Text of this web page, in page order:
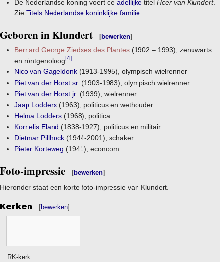
De Nederlandse koning voert deadellijke titelHeer van Klundert.
ZieTitels Nederlandse koninklijke familie
Geboren in Klundert [bewerken]
Bernard George Ziedses des Plantes (1902 – 1993), zenuwarts
en röntgenoloog[4]
Nico van Gageldonk (1913-1995), olympisch wielrenner
Piet van der Horst sr. (1903-1983), olympisch wielrenner
Piet van der Horst jr. (1939), wielrenner
Jaap Lodders (1963), politicus en wethouder
Helma Lodders (1968), politica
Kornelis Eland (1838-1927), politicus en militair
Dietmar Pillhock (1944-2001), schaker
Pieter Korteweg (1941), econoom
Foto-impressie [bewerken]
Hieronder staat een korte foto-impressie van Klundert.
Kerken [bewerken]
RK-kerk